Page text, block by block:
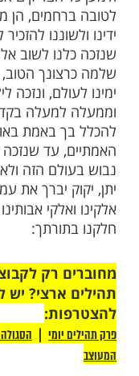
עוד תוכן
שלנו
עולם, אתה ידעת
אשר לא יספיקו
אשר עם
אמתיים
הן מה
להזכיר
לשוב אליך
הטוב, ולא
ונזכה לילך
בקדשה
באור האין
עד שנזכה לתורת